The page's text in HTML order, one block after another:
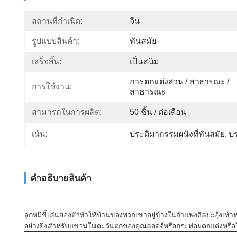
สถานที่กำเนิด: จีน
รูปแบบสินค้า: ทันสมัย
เสร็จสิ้น: เป็นสนิม
การใช้งาน:
การตกแต่งสวน / สาธารณะ /
สาธารณะ
สามารถในการผลิต: 50 ชิ้น / ต่อเดือน
เน้น: ประติมากรรมผนังที่ทันสมัย, ป
คําอธิบายสินค้า
ลูกหมีขี้เล่นสองตัวทำให้บ้านของพวกเขาอยู่ข้างในกำแพงศิลปะอุ้งเท้า
อย่างยิ่งสำหรับแขวนในตะวันตกของคุณลอดจ์หรือกระท่อมตกแต่งหรื